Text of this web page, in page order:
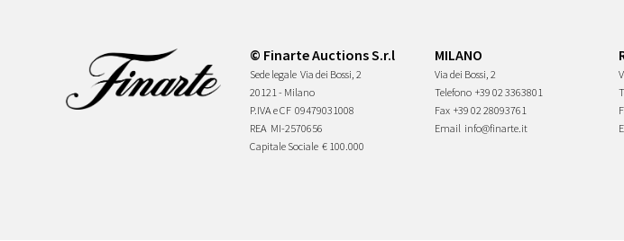
© Finarte Auctions S.r.l
Sede legale Via dei Bossi, 2
20121 - Milano
P.IVA e CF 09479031008
REA MI-2570656
Capitale Sociale € 100.000
MILANO
Via dei Bossi, 2
Telefono +39 02 3363801
Fax +39 02 28093761
Email info@finarte.it